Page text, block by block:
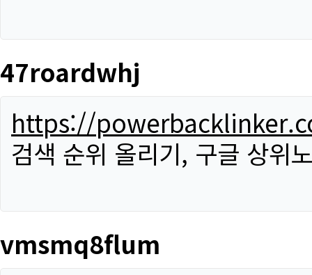
47roardwhj
https://
검색 순위 올리기, 구글 상위
vmsmq8flum